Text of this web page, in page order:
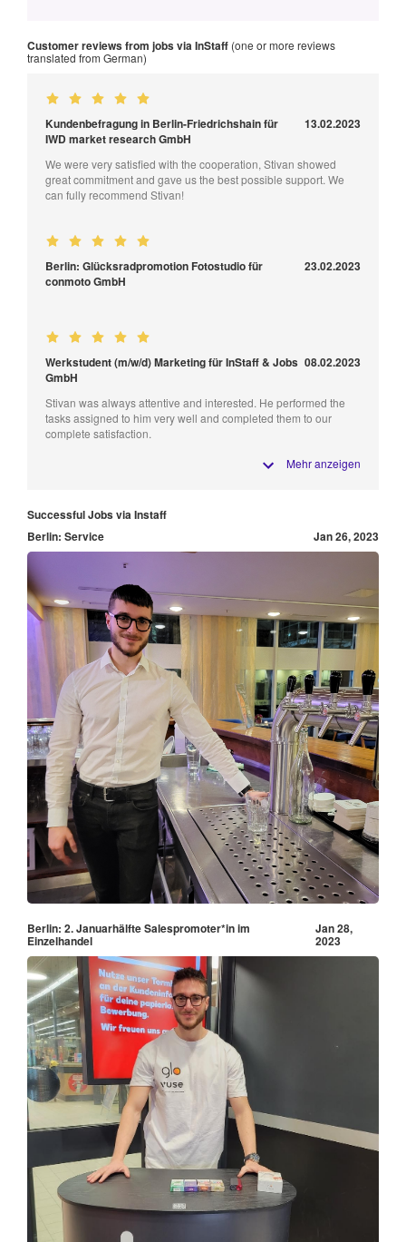
Customer reviews from jobs via InStaff (one or more reviews
translated from German)
Kundenbefragung in Berlin-Friedrichshain für
IWD market research GmbH
13.02.2023
We were very satisfied with the cooperation, Stivan showed
great commitment and gave us the best possible support. We
can fully recommend Stivan!
Berlin: Glücksradpromotion Fotostudio für
conmoto GmbH
23.02.2023
Werkstudent (m/w/d) Marketing für InStaff & Jobs
GmbH
08.02.2023
Stivan was always attentive and interested. He performed the
tasks assigned to him very well and completed them to our
complete satisfaction.
Mehr anzeigen
Successful Jobs via Instaff
Berlin: Service
Jan 26, 2023
Berlin: 2. Januarhälfte Salespromoter*in im
Einzelhandel
Jan 28,
2023